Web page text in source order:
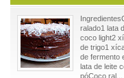
ralado1 lata
coco light2
de trigo1
de fermento
lata de leite
póCoco ral...